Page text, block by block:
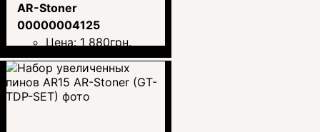
AR-Stoner
00000004125
Цена: 1 880грн.